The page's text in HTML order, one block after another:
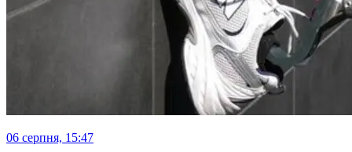
06 серпня, 15:47